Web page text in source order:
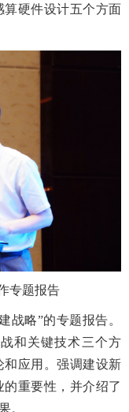
硬件设计五个方面
专题报告
略”的专题报告。
和关键技术三个方
应用。强调建设新
重要性，并介绍了
。